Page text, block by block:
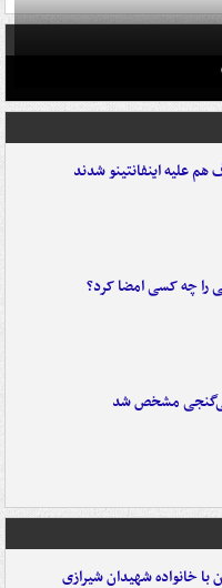
را چه کسی امضا کرد؟
مشخص شد
با خانواده‌ شهیدان شیرازی